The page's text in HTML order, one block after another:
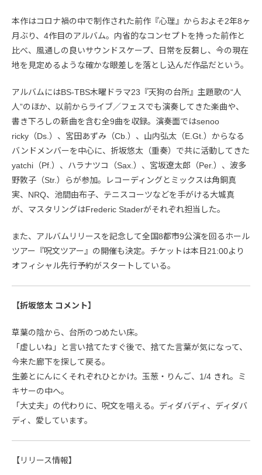
本作はコロナ禍の中で制作された前作『心理』からおよそ2年8ヶ
月ぶり、4作目のアルバム。内省的なコンセプトを持った前作と
比べ、風通しの良いサウンドスケープ、日常を反芻し、今の現在
地を見定めるような確かな眼差しを落とし込んだ作品だという。
アルバムにはBS-TBS木曜ドラマ23『天狗の台所』主題歌の“人
人”のほか、以前からライブ／フェスでも演奏してきた楽曲や、
書き下ろしの新曲を含む全9曲を収録。演奏面ではsenoo
ricky（Ds.）、宮田あずみ（Cb.）、山内弘太（E.Gt.）からなる
バンドメンバーを中心に、折坂悠太（重奏）で共に活動してきた
yatchi（Pf.）、ハラナツコ（Sax.）、宮坂遼太郎（Per.）、波多
野敦子（Str.）らが参加。レコーディングとミックスは角銅真
実、NRQ、池間由布子、テニスコーツなどを手がける大城真
が、マスタリングはFrederic Staderがそれぞれ担当した。
また、アルバムリリースを記念して全国8都市9公演を回るホール
ツアー『呪⽂ツアー』の開催も決定。チケットは本日21:00より
オフィシャル先行予約がスタートしている。
【折坂悠太 コメント】
草葉の陰から、台所のつめたい床。
「虚しいね」と言い捨てたすぐ後で、捨てた言葉が気になって、
今来た廊下を探して戻る。
生姜とにんにくそれぞれひとかけ。玉葱・りんご、1/4 きれ。ミ
キサーの中へ。
「大丈夫」の代わりに、呪⽂を唱える。ディダバディ、ディダバ
ディ、愛しています。
【リリース情報】